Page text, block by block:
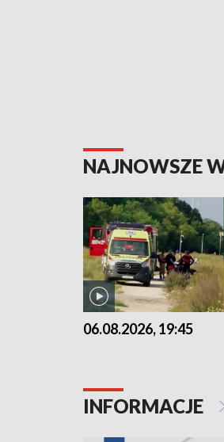
NAJNOWSZE
06.08.2026, 19:45
INFORMACJE